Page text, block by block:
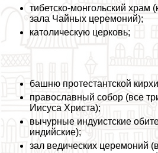
тибетско-монгольский храм
зала Чайных церемоний);
католическую церковь;
башню протестантской
православный собор (все
Иисуса Христа);
вычурные индуистские
индийские);
зал ведических церемоний